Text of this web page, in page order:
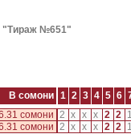
"Тираж №651"
В сомони 1 2 3 4 5 6
сомони 2 x x x 2 2
сомони 2 x x x 2 2